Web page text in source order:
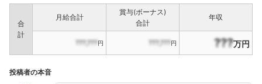
合
計
月給合計
賞与(ボーナス)
合計
年収
???,???円 ???,???円 ???万円
投稿者の本音